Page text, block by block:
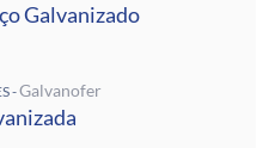
Galvanizado
-Galvanofer